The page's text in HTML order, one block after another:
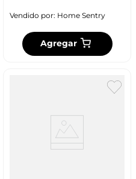
Vendido por: Home Sentry
Agregar